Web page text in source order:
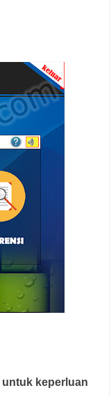
untuk keperluan